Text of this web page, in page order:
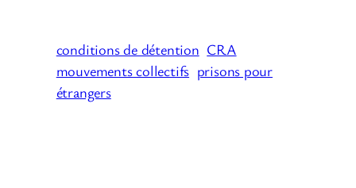
conditions de détention CRA
mouvements collectifs prisons pour
étrangers